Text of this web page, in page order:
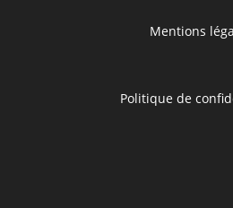
Mentions
Politique de